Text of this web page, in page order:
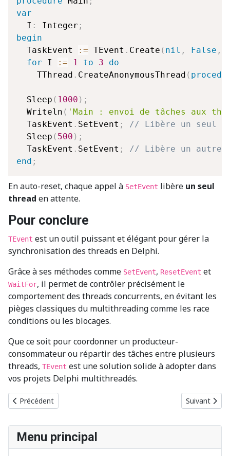
var
  I
: Integer ;
begin
  TaskEvent
:= TEvent . Create ( nil , False ,
for I := 1 to 3
do
    TThread
. CreateAnonymousThread (
  Sleep
( 1000 ) ;
  Writeln
( 'Main : envoi de tâches aux
  TaskEvent
. SetEvent ;
// Libère un seul
  Sleep
( 500 ) ;
  TaskEvent
. SetEvent ;
// Libère un autre
end ;
En auto-reset, chaque appel à SetEvent libère un seul
thread en attente.
Pour conclure
TEvent est un outil puissant et élégant pour gérer la
synchronisation des threads en Delphi.
Grâce à ses méthodes comme SetEvent, ResetEvent et
WaitFor, il permet de contrôler précisément le
comportement des threads concurrents, en évitant les
pièges classiques du multithreading comme les race
conditions ou les blocages.
Que ce soit pour coordonner un producteur-
consommateur ou répartir des tâches entre plusieurs
threads, TEvent est une solution solide à adopter dans
vos projets Delphi multithreadés.
Article précédent : Python : la simplicité au service de la
Précédent Article
Suivant
Menu principal